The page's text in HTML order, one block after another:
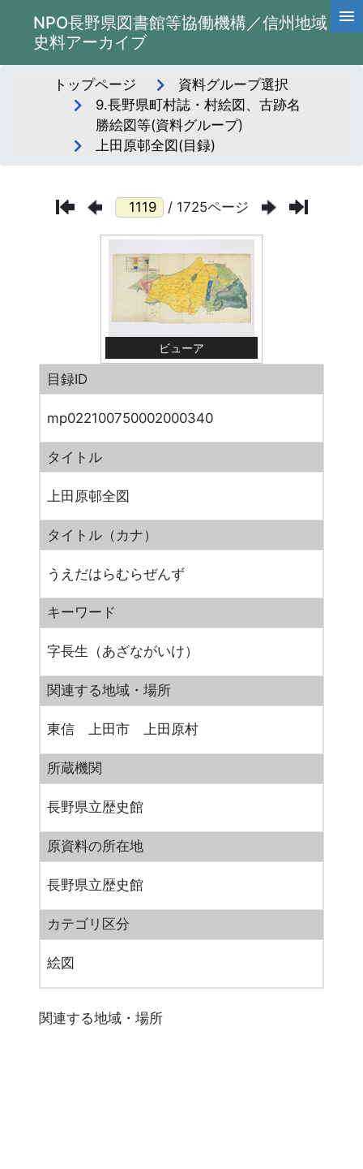
NPO長野県図書館等協働機構／信州地域
史料アーカイブ
トップページ
資料グループ選択
9.長野県町村誌・村絵図、古跡名
勝絵図等(資料グループ)
上田原邨全図(目録)
/ 1725ページ
ビューア
目録ID
mp022100750002000340
タイトル
上田原邨全図
タイトル（カナ）
うえだはらむらぜんず
キーワード
字長生（あざながいけ）
関連する地域・場所
東信 上田市 上田原村
所蔵機関
長野県立歴史館
原資料の所在地
長野県立歴史館
カテゴリ区分
絵図
関連する地域・場所